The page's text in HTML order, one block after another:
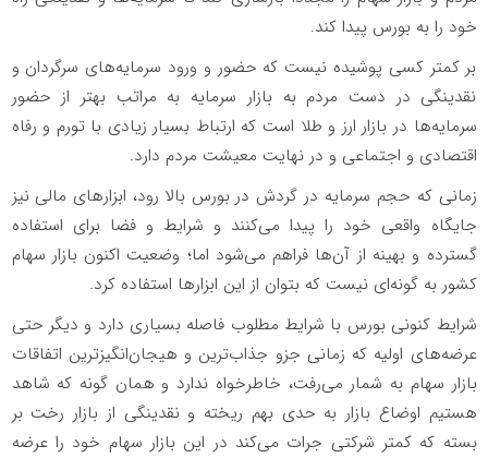
خود را به بورس پیدا کند.
بر کمتر کسی پوشیده نیست که حضور و ورود سرمایه‌های سرگردان و
نقدینگی در دست مردم به بازار سرمایه به مراتب بهتر از حضور
سرمایه‌ها در بازار ارز و طلا است که ارتباط بسیار زیادی با تورم و رفاه
اقتصادی و اجتماعی و در نهایت معیشت مردم دارد.
زمانی که حجم سرمایه در گردش در بورس بالا رود، ابزارهای مالی نیز
جایگاه واقعی خود را پیدا می‌کنند و شرایط و فضا برای استفاده
گسترده و بهینه از آن‌ها فراهم می‌شود اما؛ وضعیت اکنون بازار سهام
کشور به گونه‌ای نیست که بتوان از این ابزارها استفاده کرد.
شرایط کنونی بورس با شرایط مطلوب فاصله بسیاری دارد و دیگر حتی
عرضه‌های اولیه که زمانی جزو جذاب‌ترین و هیجان‌انگیزترین اتفاقات
بازار سهام به شمار می‌رفت، خاطرخواه ندارد و همان گونه که شاهد
هستیم اوضاع بازار به حدی بهم ریخته و نقدینگی از بازار رخت بر
بسته که کمتر شرکتی جرات می‌کند در این بازار سهام خود را عرضه